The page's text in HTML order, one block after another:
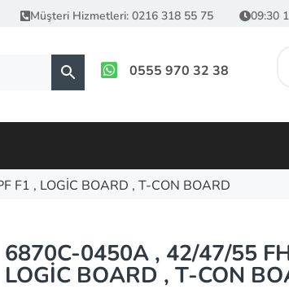
Müşteri Hizmetleri: 0216 318 55 75 09:30
0555 970 32 38
, LOGİC BOARD , T-CON BOARD
6870C-0450A , 42/47/55
LOGİC BOARD , T-CON